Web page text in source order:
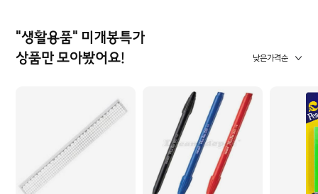
"생활용품" 미개봉특가
상품만 모아봤어요!
낮은가격순